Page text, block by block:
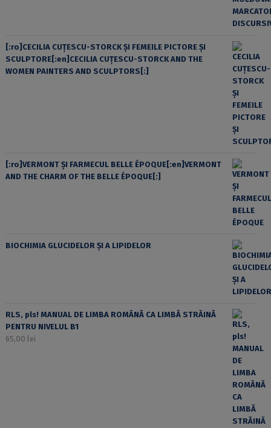
[:ro]CECILIA CUŢESCU-STORCK ŞI FEMEILE PICTORE ŞI
SCULPTORE[:en]CECILIA CUŢESCU-STORCK AND THE
WOMEN PAINTERS AND SCULPTORS[:]
[:ro]VERMONT ȘI FARMECUL BELLE ÉPOQUE[:en]VERMONT
AND THE CHARM OF THE BELLE ÉPOQUE[:]
BIOCHIMIA GLUCIDELOR ȘI A LIPIDELOR
RLS, pls! MANUAL DE LIMBA ROMÂNĂ CA LIMBĂ STRĂINĂ
PENTRU NIVELUL B1
65,00 lei